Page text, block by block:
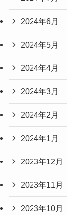
2024年6月
2024年5月
2024年4月
2024年3月
2024年2月
2024年1月
2023年12月
2023年11月
2023年10月